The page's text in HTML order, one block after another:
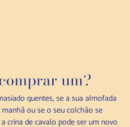
um?
quentes, se a sua almofada
ou se o seu colchão se
crina de cavalo pode ser um novo